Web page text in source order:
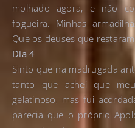
molhado agora, e não
fogueira. Minhas
Que os deuses que
Dia 4
Sinto que na madrugada
tanto que achei que
gelatinoso, mas fui
parecia que o próprio